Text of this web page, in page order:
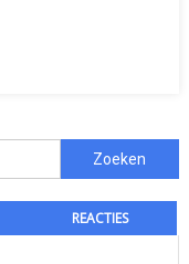
Zoeken
naar:
REACTIES